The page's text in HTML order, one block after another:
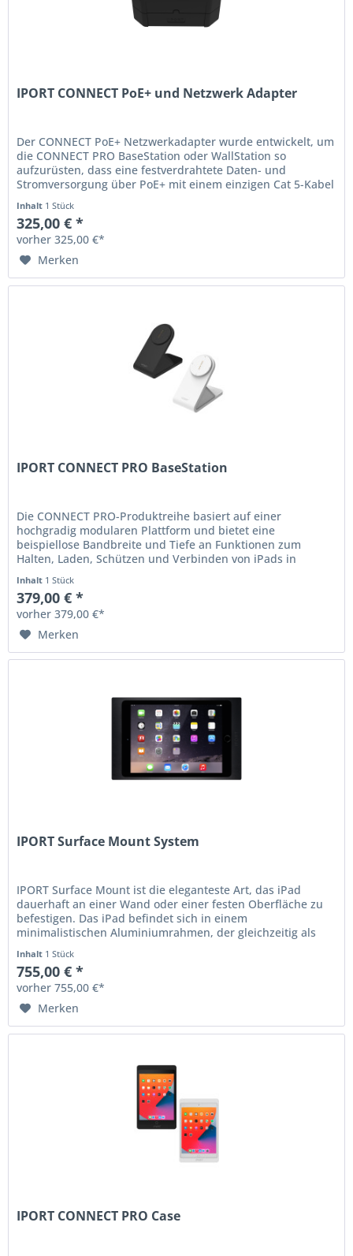
IPORT CONNECT PoE+ und Netzwerk Adapter
Der CONNECT PoE+ Netzwerkadapter wurde entwickelt, um
die CONNECT PRO BaseStation oder WallStation so
aufzurüsten, dass eine festverdrahtete Daten- und
Stromversorgung über PoE+ mit einem einzigen Cat 5-Kabel
Inhalt 1 Stück
325,00 € *
vorher 325,00 €*
Merken
IPORT CONNECT PRO BaseStation
Die CONNECT PRO-Produktreihe basiert auf einer
hochgradig modularen Plattform und bietet eine
beispiellose Bandbreite und Tiefe an Funktionen zum
Halten, Laden, Schützen und Verbinden von iPads in
Inhalt 1 Stück
379,00 € *
vorher 379,00 €*
Merken
IPORT Surface Mount System
IPORT Surface Mount ist die eleganteste Art, das iPad
dauerhaft an einer Wand oder einer festen Oberfläche zu
befestigen. Das iPad befindet sich in einem
minimalistischen Aluminiumrahmen, der gleichzeitig als
Inhalt 1 Stück
755,00 € *
vorher 755,00 €*
Merken
IPORT CONNECT PRO Case